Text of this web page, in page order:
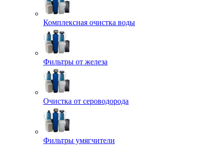
Комплексная очистка воды
Фильтры от железа
Очистка от сероводорода
Фильтры умягчители